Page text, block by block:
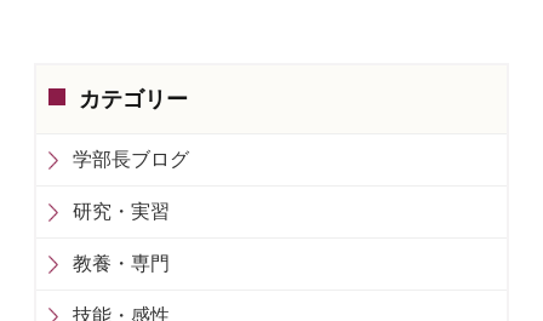
カテゴリー
学部長ブログ
研究・実習
教養・専門
技能・感性